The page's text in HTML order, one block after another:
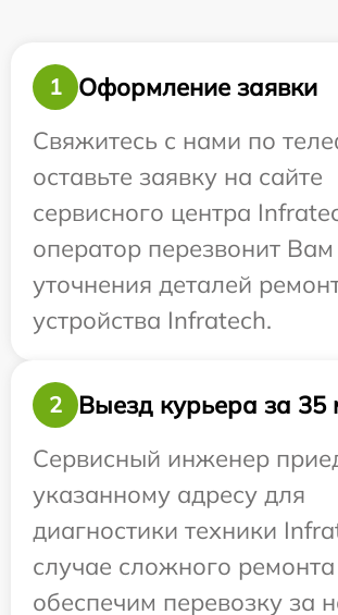
1
Оформление заявки
Свяжитесь с нами по
оставьте заявку на сайте
сервисного центра
оператор перезвонит
уточнения деталей
устройства Infratech.
2
Выезд курьера за 35
Сервисный инженер
указанному адресу для
диагностики техники
случае сложного
обеспечим перевозку за